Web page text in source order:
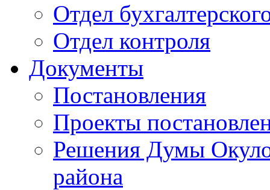
Отдел
Отдел контроля
Документы
Постановления
Проекты
Решения Думы
района